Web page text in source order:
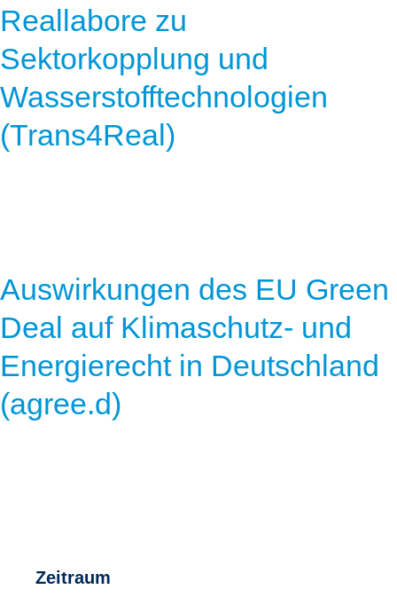
Reallabore zu
Sektorkopplung und
Wasserstofftechnologien
(Trans4Real)
Auswirkungen des EU Green
Deal auf Klimaschutz- und
Energierecht in Deutschland
(agree.d)
Zeitraum